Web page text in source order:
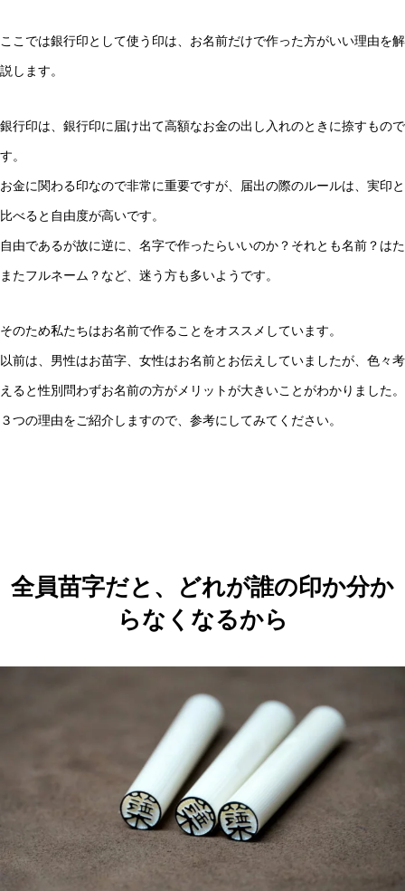
ここでは銀行印として使う印は、お名前だけで作った方がいい理由を解
説します。
銀行印は、銀行印に届け出て高額なお金の出し入れのときに捺すもので
す。
お金に関わる印なので非常に重要ですが、届出の際のルールは、実印と
比べると自由度が高いです。
自由であるが故に逆に、名字で作ったらいいのか？それとも名前？はた
またフルネーム？など、迷う方も多いようです。
そのため私たちはお名前で作ることをオススメしています。
以前は、男性はお苗字、女性はお名前とお伝えしていましたが、色々考
えると性別問わずお名前の方がメリットが大きいことがわかりました。
３つの理由をご紹介しますので、参考にしてみてください。
全員苗字だと、どれが誰の印か分か
らなくなるから